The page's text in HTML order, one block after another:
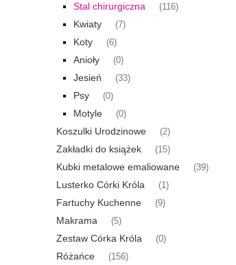
Stal chirurgiczna (116)
Kwiaty (7)
Koty (6)
Anioły (0)
Jesień (33)
Psy (0)
Motyle (0)
Koszulki Urodzinowe (2)
Zakładki do książek (15)
Kubki metalowe emaliowane (39)
Lusterko Córki Króla (1)
Fartuchy Kuchenne (9)
Makrama (5)
Zestaw Córka Króla (0)
Różańce (156)